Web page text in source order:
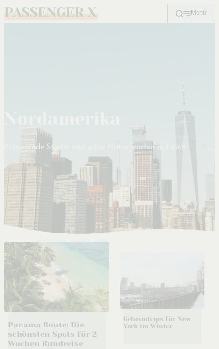
Zum
Menü
Pulsierende Städte und wilde Natur warten auf dich
Panama Route: Die
schönsten Spots für 2
Wochen Rundreise
Geheimtipps für New
York im Winter